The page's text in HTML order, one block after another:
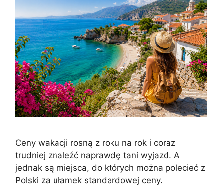
Ceny wakacji rosną z roku na rok i coraz
trudniej znaleźć naprawdę tani wyjazd. A
jednak są miejsca, do których można polecieć z
Polski za ułamek standardowej ceny.